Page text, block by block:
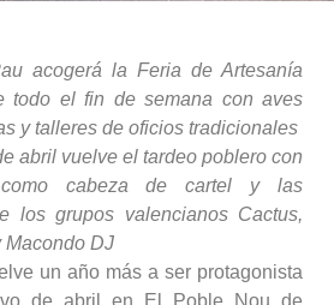
acogerá la Feria de Artesanía
todo el fin de semana con aves
y talleres de oficios tradicionales
abril vuelve el tardeo poblero con
cabeza de cartel y las
los grupos valencianos Cactus,
Macondo DJ
un año más a ser protagonista
de abril en El Poble Nou de